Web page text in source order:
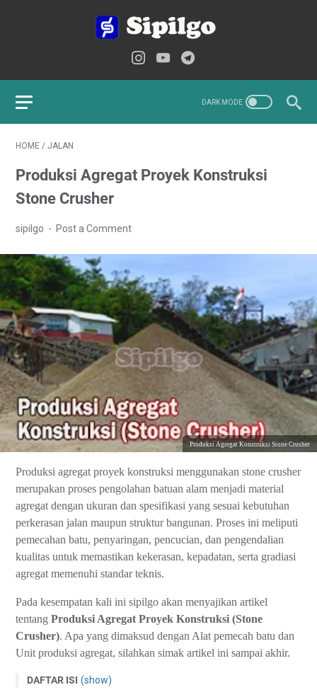
HOME / JALAN
Produksi Agregat Proyek Konstruksi
Stone Crusher
sipilgo Post a Comment
Produksi Agregat Konstruksi Stone Crusher
Produksi agregat proyek konstruksi menggunakan stone crusher
merupakan proses pengolahan batuan alam menjadi material
agregat dengan ukuran dan spesifikasi yang sesuai kebutuhan
perkerasan jalan maupun struktur bangunan. Proses ini meliputi
pemecahan batu, penyaringan, pencucian, dan pengendalian
kualitas untuk memastikan kekerasan, kepadatan, serta gradiasi
agregat memenuhi standar teknis.
Pada kesempatan kali ini sipilgo akan menyajikan artikel
tentang Produksi Agregat Proyek Konstruksi (Stone
Crusher). Apa yang dimaksud dengan Alat pemecah batu dan
Unit produksi agregat, silahkan simak artikel ini sampai akhir.
DAFTAR ISI (show)